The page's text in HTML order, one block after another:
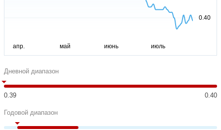
Дневной диапазон
0.39 0.40
Годовой диапазон